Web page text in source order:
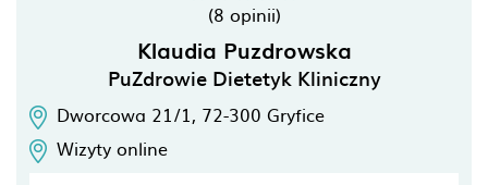
(8 opinii)
Klaudia Puzdrowska
PuZdrowie Dietetyk Kliniczny
Dworcowa 21/1, 72-300 Gryfice
Wizyty online